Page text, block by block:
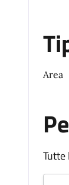
Area
Tutte